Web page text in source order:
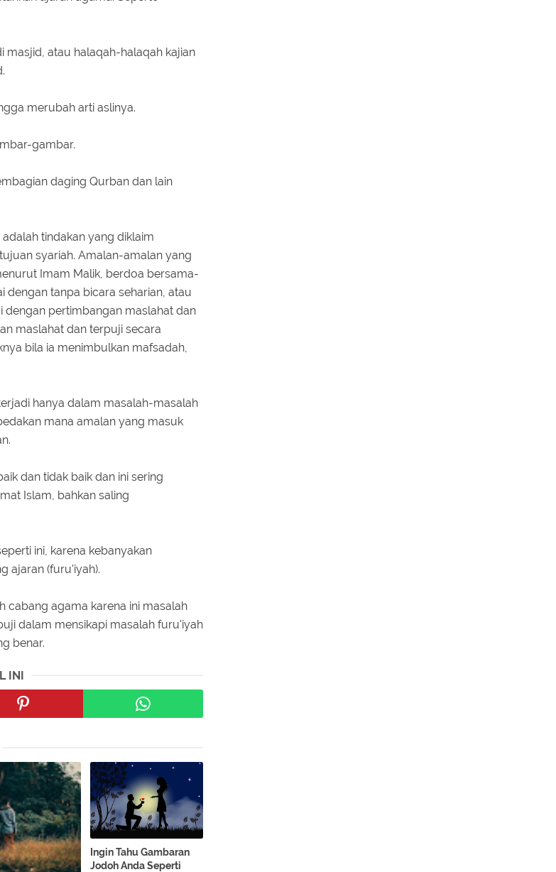
masjid, atau halaqah-halaqah kajian
merubah arti aslinya.
gambar.
daging Qurban dan lain
tindakan yang diklaim
syariah. Amalan-amalan yang
Imam Malik, berdoa bersama-
dengan tanpa bicara seharian, atau
dengan pertimbangan maslahat dan
maslahat dan terpuji secara
bila ia menimbulkan mafsadah,
hanya dalam masalah-masalah
mana amalan yang masuk
dan tidak baik dan ini sering
Islam, bahkan saling
ini, karena kebanyakan
ajaran (furu'iyah).
cabang agama karena ini masalah
dalam mensikapi masalah furu'iyah
benar.
INI
Ingin Tahu Gambaran
Jodoh Anda Seperti